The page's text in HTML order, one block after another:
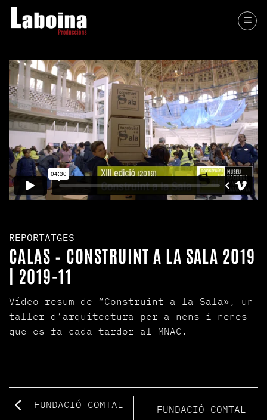
Skip
REPORTATGES
CALAS – CONSTRUINT A LA SALA 2019
| 2019-11
Vídeo resum de “Construint a la Sala», un
taller d’arquitectura per a nens i nenes
que es fa cada tardor al MNAC.
FUNDACIÓ COMTAL
FUNDACIÓ COMTAL –